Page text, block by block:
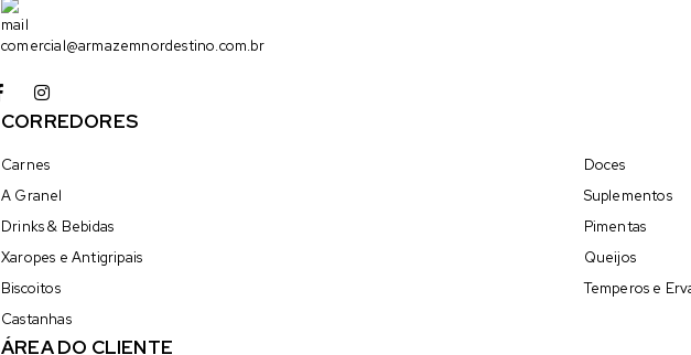
comercial@armazemnordestino.com.br
CORREDORES
Carnes
A Granel
Drinks & Bebidas
Xaropes e Antigripais
Biscoitos
Castanhas
Doces
Suplementos
Pimentas
Queijos
Temperos e
ÁREA DO CLIENTE